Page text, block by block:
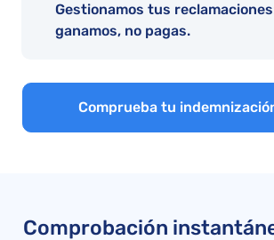
Gestionamos tus
ganamos, no pagas.
Comprueba tu
Comprobación